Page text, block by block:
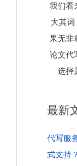
我们看
大其
果无非
论文代
选择
最新
代写服
式支持？